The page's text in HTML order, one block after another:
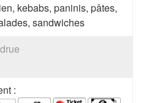
kebabs, paninis, pâtes,
sandwiches
: